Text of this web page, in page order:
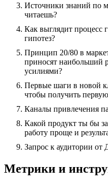
Источники знаний по
читаешь?
Как выглядит процесс
гипотез?
Принцип 20/80 в
приносят наибольший
усилиями?
Первые шаги в новой
чтобы получить
Каналы привлечения
Какой продукт ты бы
работу проще и
Запрос к аудитории
Метрики и